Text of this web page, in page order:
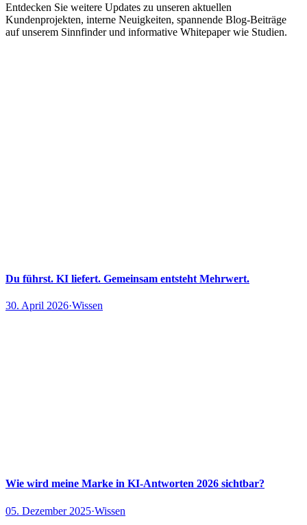
Entdecken Sie weitere Updates zu unseren aktuellen
Kundenprojekten, interne Neuigkeiten, spannende Blog-Beiträge
auf unserem Sinnfinder und informative Whitepaper wie Studien.
Du führst. KI liefert. Gemeinsam entsteht Mehrwert.
30. April 2026·Wissen
Wie wird meine Marke in KI-Antworten 2026 sichtbar?
05. Dezember 2025·Wissen